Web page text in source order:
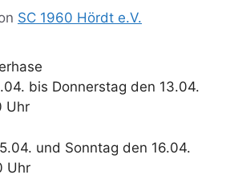
SC 1960 Hördt e.V.
bis Donnerstag den 13.04.
Uhr
und Sonntag den 16.04.
Uhr